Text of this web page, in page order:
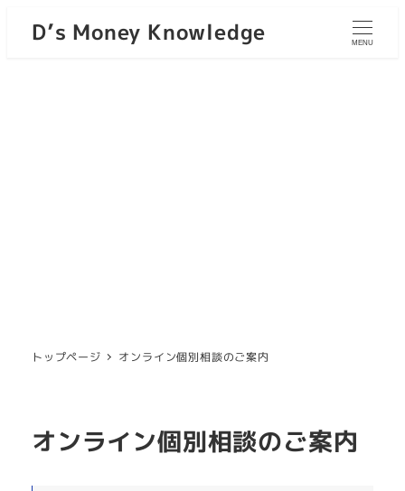
D’s Money Knowledge MENU
トップページ オンライン個別相談のご案内
オンライン個別相談のご案内